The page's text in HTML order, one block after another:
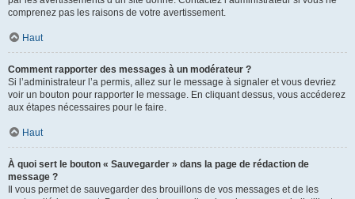
comprenez pas les raisons de votre avertissement.
Haut
Comment rapporter des messages à un modérateur ?
Si l’administrateur l’a permis, allez sur le message à signaler et vous devriez
voir un bouton pour rapporter le message. En cliquant dessus, vous accéderez
aux étapes nécessaires pour le faire.
Haut
À quoi sert le bouton « Sauvegarder » dans la page de rédaction de
message ?
Il vous permet de sauvegarder des brouillons de vos messages et de les